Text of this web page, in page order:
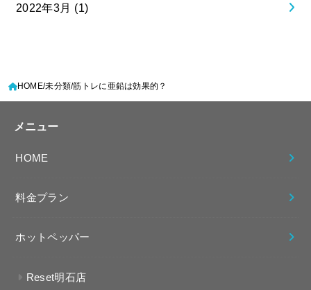
2022年3月 (1)
HOME 未分類 筋トレに亜鉛は効果的？
メニュー
HOME
料金プラン
ホットペッパー
Reset明石店